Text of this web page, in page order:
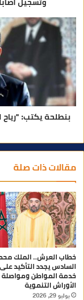
بنطلحة يكتب:
مقالات ذات صلة
خطاب العرش.. الملك
السادس يجدد التأكيد
خدمة المواطن ومواصلة
الأوراش التنموية
يوليو 29, 2026